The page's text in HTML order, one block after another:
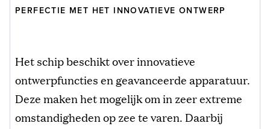
PERFECTIE MET HET INNOVATIEVE ONTWERP
Het schip beschikt over innovatieve
ontwerpfuncties en geavanceerde apparatuur.
Deze maken het mogelijk om in zeer extreme
omstandigheden op zee te varen. Daarbij